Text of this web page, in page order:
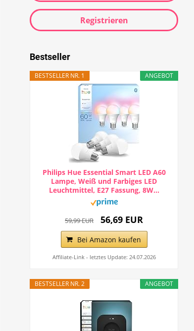
Registrieren
Bestseller
ANGEBOT
BESTSELLER NR. 1
Philips Hue Essential Smart LED A60
Lampe, Weiß und Farbiges LED
Leuchtmittel, E27 Fassung, 8W...
59,99 EUR 56,69 EUR
Bei Amazon kaufen
Affiliate-Link - letztes Update: 24.07.2026
ANGEBOT
BESTSELLER NR. 2